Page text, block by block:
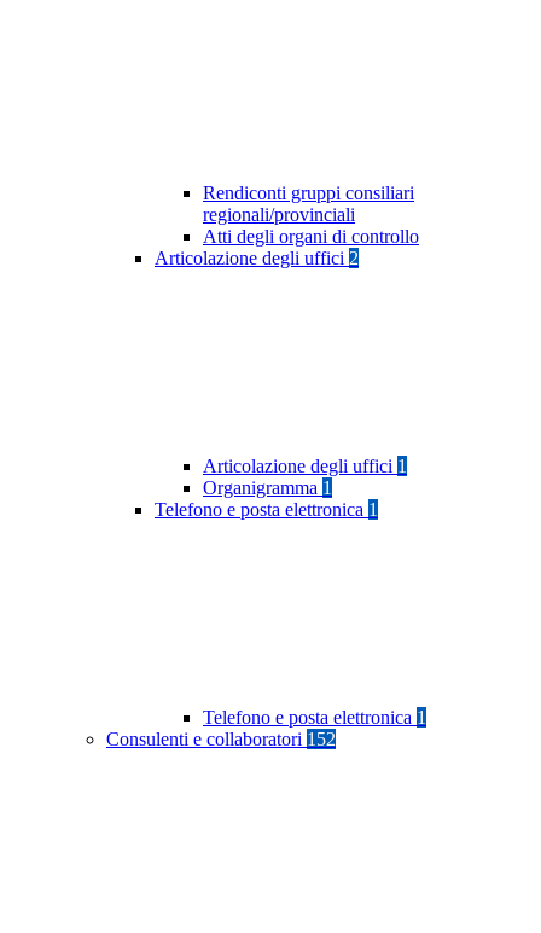
Rendiconti gruppi consiliari
regionali/provinciali
Atti degli organi di controllo
Articolazione degli uffici 2
Articolazione degli uffici 1
Organigramma 1
Telefono e posta elettronica 1
Telefono e posta elettronica 1
Consulenti e collaboratori 152